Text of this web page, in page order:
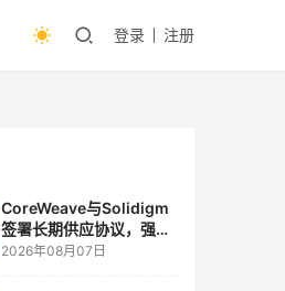
登录 注册
CoreWeave与Solidigm
签署长期供应协议，强化
一体化人工智能云平台
2026年08月07日